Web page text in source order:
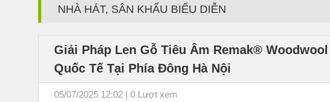
NHÀ HÁT, SÂN KHẤU BIỂU DIỄN
Giải Pháp Len Gỗ Tiêu Âm Remak®
Quốc Tế Tại Phía Đông Hà Nội
05/07/2025 12:02 | 0 Lượt xem